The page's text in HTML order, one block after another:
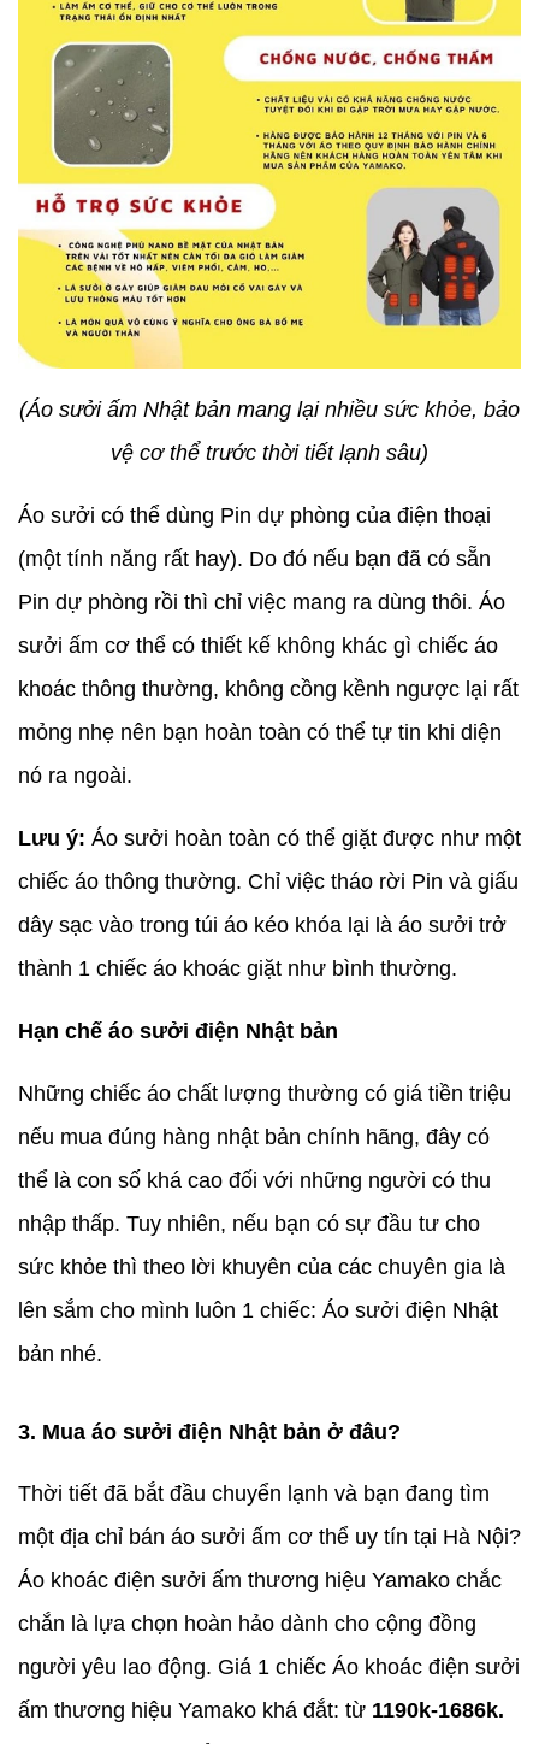
(Áo sưởi ấm Nhật bản mang lại nhiều sức khỏe, bảo
vệ cơ thể trước thời tiết lạnh sâu)
Áo sưởi có thể dùng Pin dự phòng của điện thoại
(một tính năng rất hay). Do đó nếu bạn đã có sẵn
Pin dự phòng rồi thì chỉ việc mang ra dùng thôi. Áo
sưởi ấm cơ thể có thiết kế không khác gì chiếc áo
khoác thông thường, không cồng kềnh ngược lại rất
mỏng nhẹ nên bạn hoàn toàn có thể tự tin khi diện
nó ra ngoài.
Lưu ý: Áo sưởi hoàn toàn có thể giặt được như một
chiếc áo thông thường. Chỉ việc tháo rời Pin và giấu
dây sạc vào trong túi áo kéo khóa lại là áo sưởi trở
thành 1 chiếc áo khoác giặt như bình thường.
Hạn chế áo sưởi điện Nhật bản
Những chiếc áo chất lượng thường có giá tiền triệu
nếu mua đúng hàng nhật bản chính hãng, đây có
thể là con số khá cao đối với những người có thu
nhập thấp. Tuy nhiên, nếu bạn có sự đầu tư cho
sức khỏe thì theo lời khuyên của các chuyên gia là
lên sắm cho mình luôn 1 chiếc: Áo sưởi điện Nhật
bản nhé.
3. Mua áo sưởi điện Nhật bản ở đâu?
Thời tiết đã bắt đầu chuyển lạnh và bạn đang tìm
một địa chỉ bán áo sưởi ấm cơ thể uy tín tại Hà Nội?
Áo khoác điện sưởi ấm thương hiệu Yamako chắc
chắn là lựa chọn hoàn hảo dành cho cộng đồng
người yêu lao động. Giá 1 chiếc Áo khoác điện sưởi
ấm thương hiệu Yamako khá đắt: từ 1190k-1686k.